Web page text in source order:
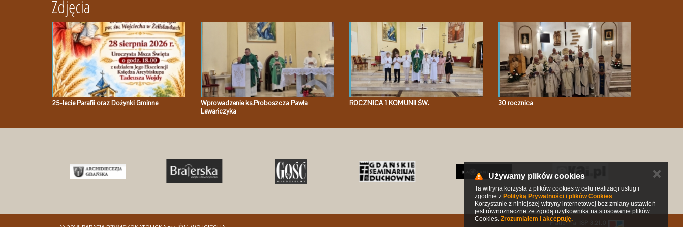
Zdjęcia
25-lecie Parafii oraz Dożynki Gminne
Wprowadzenie ks.Proboszcza Pawła
Lewańczyka
ROCZNICA 1 KOMUNII ŚW. 30 rocznica
Platforma:
Używamy plików cookies
Ta witryna korzysta z plików cookies w celu realizacji usług i
zgodnie z Polityką Prywatności i plików Cookies .
Korzystanie z niniejszej witryny internetowej bez zmiany ustawień
jest równoznaczne ze zgodą użytkownika na stosowanie plików
Cookies. Zrozumiałem i akceptuję.
✕